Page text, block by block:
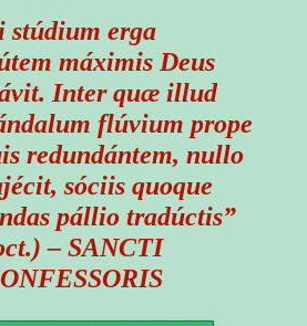
stúdium erga
máximis Deus
Inter quæ illud
flúvium prope
redundántem, nullo
sóciis quoque
pállio tradúctis”
– SANCTI